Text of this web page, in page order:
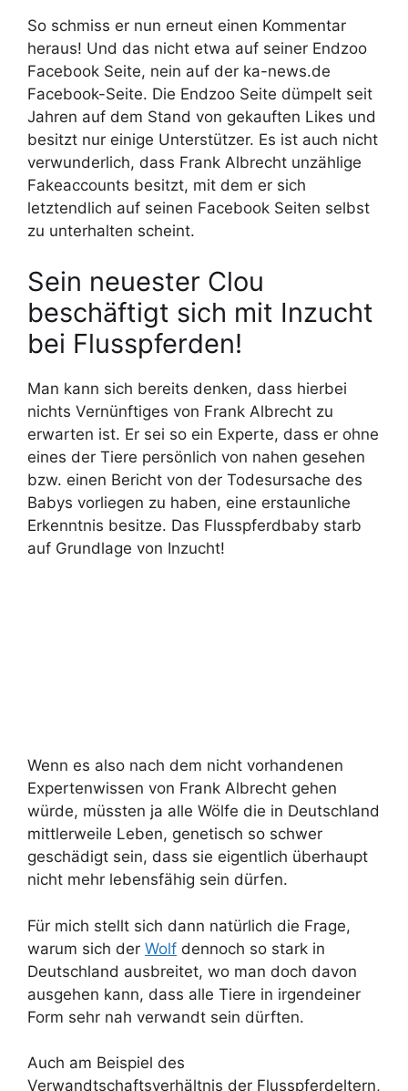
So schmiss er nun erneut einen Kommentar
heraus! Und das nicht etwa auf seiner Endzoo
Facebook Seite, nein auf der ka-news.de
Facebook-Seite. Die Endzoo Seite dümpelt seit
Jahren auf dem Stand von gekauften Likes und
besitzt nur einige Unterstützer. Es ist auch nicht
verwunderlich, dass Frank Albrecht unzählige
Fakeaccounts besitzt, mit dem er sich
letztendlich auf seinen Facebook Seiten selbst
zu unterhalten scheint.
Sein neuester Clou
beschäftigt sich mit Inzucht
bei Flusspferden!
Man kann sich bereits denken, dass hierbei
nichts Vernünftiges von Frank Albrecht zu
erwarten ist. Er sei so ein Experte, dass er ohne
eines der Tiere persönlich von nahen gesehen
bzw. einen Bericht von der Todesursache des
Babys vorliegen zu haben, eine erstaunliche
Erkenntnis besitze. Das Flusspferdbaby starb
auf Grundlage von Inzucht!
Wenn es also nach dem nicht vorhandenen
Expertenwissen von Frank Albrecht gehen
würde, müssten ja alle Wölfe die in Deutschland
mittlerweile Leben, genetisch so schwer
geschädigt sein, dass sie eigentlich überhaupt
nicht mehr lebensfähig sein dürfen.
Für mich stellt sich dann natürlich die Frage,
warum sich der Wolf dennoch so stark in
Deutschland ausbreitet, wo man doch davon
ausgehen kann, dass alle Tiere in irgendeiner
Form sehr nah verwandt sein dürften.
Auch am Beispiel des
Verwandtschaftsverhältnis der Flusspferdeltern,